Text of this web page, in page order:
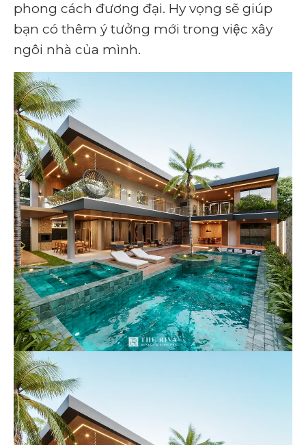
phong cách đương đại. Hy vọng sẽ giúp
bạn có thêm ý tưởng mới trong việc xây
ngôi nhà của mình.